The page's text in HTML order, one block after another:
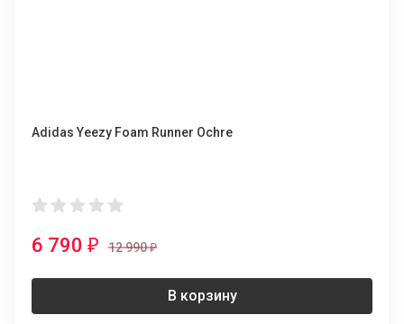
Adidas Yeezy Foam Runner Ochre
6 790 ₽ 12 990₽
В корзину